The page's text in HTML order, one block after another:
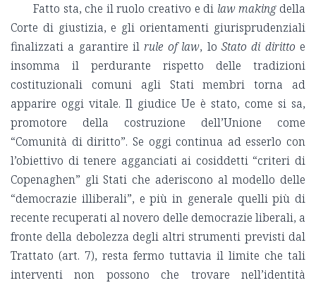
Fatto sta, che il ruolo creativo e di law makingdella
Corte di giustizia, e gli orientamenti giurisprudenziali
finalizzati a garantire ilrule of law, lo Stato di diritto e
insomma il perdurante rispetto delle tradizioni
costituzionali comuni agli Stati membri torna ad
apparire oggi vitale. Il giudice Ue è stato, come si sa,
promotore della costruzione dell’Unione come
“Comunità di diritto”. Se oggi continua ad esserlo con
l’obiettivo di tenere agganciati ai cosiddetti “criteri di
Copenaghen” gli Stati che aderiscono al modello delle
“democrazie illiberali”, e più in generale quelli più di
recente recuperati al novero delle democrazie liberali, a
fronte della debolezza degli altri strumenti previsti dal
Trattato (art. 7), resta fermo tuttavia il limite che tali
interventi non possono che trovare nell’identità